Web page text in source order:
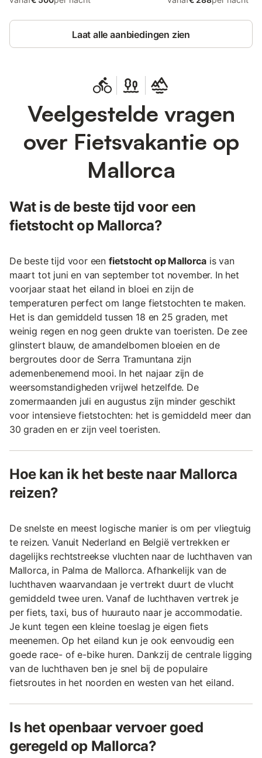
Laat alle aanbiedingen zien
Veelgestelde vragen
over Fietsvakantie op
Mallorca
Wat is de beste tijd voor een
fietstocht op Mallorca?
De beste tijd voor een fietstocht op Mallorca is van
maart tot juni en van september tot november. In het
voorjaar staat het eiland in bloei en zijn de
temperaturen perfect om lange fietstochten te maken.
Het is dan gemiddeld tussen 18 en 25 graden, met
weinig regen en nog geen drukte van toeristen. De zee
glinstert blauw, de amandelbomen bloeien en de
bergroutes door de Serra Tramuntana zijn
ademenbenemend mooi. In het najaar zijn de
weersomstandigheden vrijwel hetzelfde. De
zomermaanden juli en augustus zijn minder geschikt
voor intensieve fietstochten: het is gemiddeld meer dan
30 graden en er zijn veel toeristen.
Hoe kan ik het beste naar Mallorca
reizen?
De snelste en meest logische manier is om per vliegtuig
te reizen. Vanuit Nederland en België vertrekken er
dagelijks rechtstreekse vluchten naar de luchthaven van
Mallorca, in Palma de Mallorca. Afhankelijk van de
luchthaven waarvandaan je vertrekt duurt de vlucht
gemiddeld twee uren. Vanaf de luchthaven vertrek je
per fiets, taxi, bus of huurauto naar je accommodatie.
Je kunt tegen een kleine toeslag je eigen fiets
meenemen. Op het eiland kun je ook eenvoudig een
goede race- of e-bike huren. Dankzij de centrale ligging
van de luchthaven ben je snel bij de populaire
fietsroutes in het noorden en westen van het eiland.
Is het openbaar vervoer goed
geregeld op Mallorca?